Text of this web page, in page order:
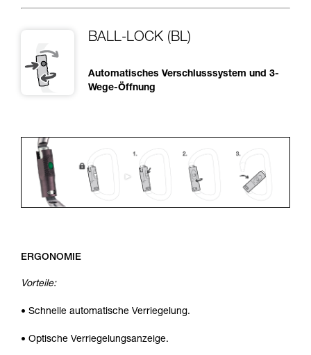
BALL-LOCK (BL)
Automatisches Verschlusssystem und 3-
Wege-Öffnung
ERGONOMIE
Vorteile:
• Schnelle automatische Verriegelung.
• Optische Verriegelungsanzeige.